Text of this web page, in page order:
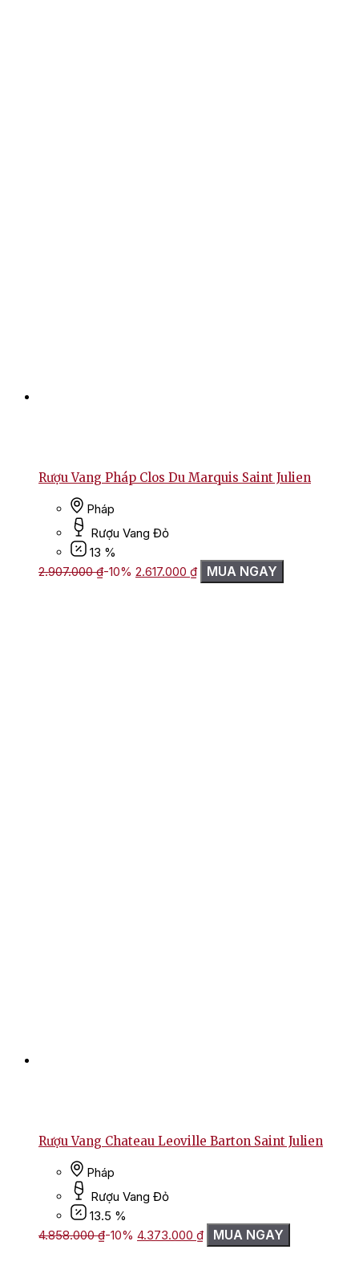
Rượu Vang Pháp Clos Du Marquis Saint Julien
Pháp
Rượu Vang Đỏ
13 %
2.907.000₫-10% Giá
gốc
2.617.000 ₫Giá
hiện
MUA NGAY
Rượu Vang Chateau Leoville Barton Saint Julien
Pháp
Rượu Vang Đỏ
13.5 %
4.858.000₫-10% Giá
gốc
4.373.000 ₫Giá
hiện
MUA NGAY